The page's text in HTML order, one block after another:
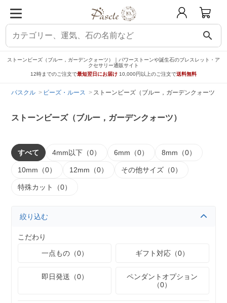
search
ストーンビーズ（ブルー，ガーデンクォーツ）｜パワーストーンや誕生石のブレスレット・ア
クセサリー通販サイト
12時までのご注文で最短翌日にお届け 10,000円以上のご注文で送料無料
パスクル ビーズ・ルース ストーンビーズ（ブルー，ガーデンクォーツ）
ストーンビーズ（ブルー，ガーデンクォーツ）
すべて 4mm以下（0） 6mm（0） 8mm（0）
10mm（0） 12mm（0） その他サイズ（0）
特殊カット（0）
絞り込む
こだわり
一点もの（0）
ギフト対応（0）
即日発送（0）
ペンダントオプション
（0）